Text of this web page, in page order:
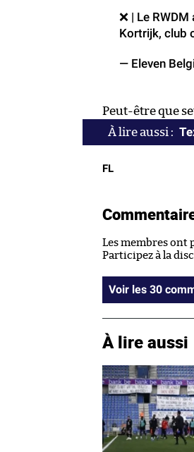
❌ | Le
Kortrijk, club
— Eleven
Peut-être que
FL
Les membres ont
Participez à la
Voir les
À lire aussi